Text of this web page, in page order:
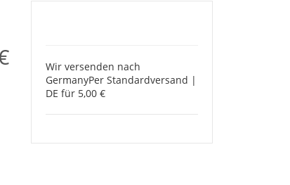
Wir versenden nach
GermanyPer Standardversand |
DE für 5,00 €